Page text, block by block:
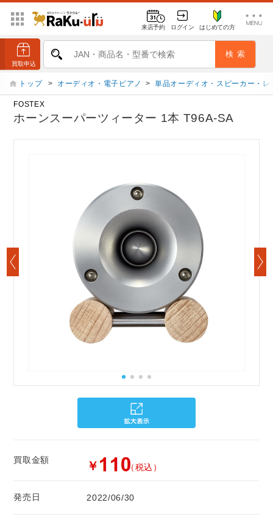
来店予約 ログイン はじめての方
トップ > オーディオ・電子ピアノ > 単品オーディオ・スピーカー・レ
FOSTEX
ホーンスーパーツィーター 1本 T96A-SA
買取金額 ￥ （税込）
発売日 2022/06/30